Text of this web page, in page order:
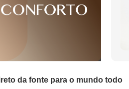
da fonte para o mundo todo